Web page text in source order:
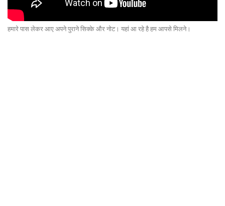
हमारे पास लेकर आए अपने पुराने सिक्के और नोट। यहां आ रहे है हम आपसे मिलने।